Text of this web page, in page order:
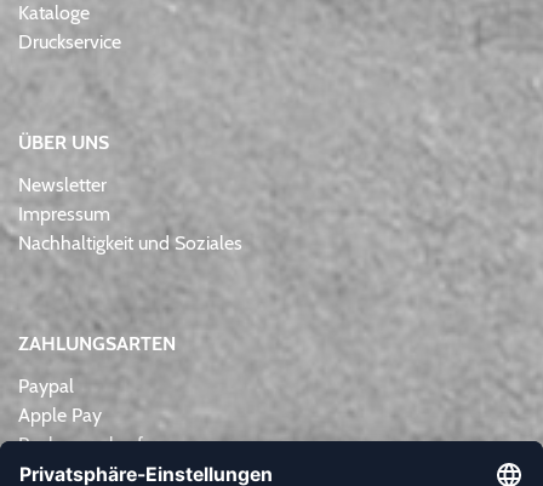
Kataloge
Druckservice
ÜBER UNS
Newsletter
Impressum
Nachhaltigkeit und Soziales
ZAHLUNGSARTEN
Paypal
Apple Pay
Rechnungskauf
Lastschrift